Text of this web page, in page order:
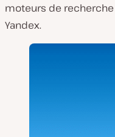
moteurs de recherche
Yandex.